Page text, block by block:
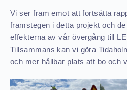
Vi ser fram emot att fortsätta
framstegen i detta projekt och
effekterna av vår övergång till
Tillsammans kan vi göra
och mer hållbar plats att bo och